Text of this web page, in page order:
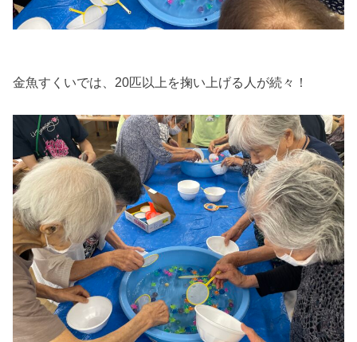
金魚すくいでは、20匹以上を掬い上げる人が続々！